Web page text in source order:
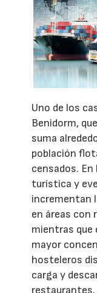
Uno de los
Benidorm,
suma
población
censados. En
turística y
incrementan
en áreas con
mientras que
mayor
hosteleros
carga y
restaurantes.